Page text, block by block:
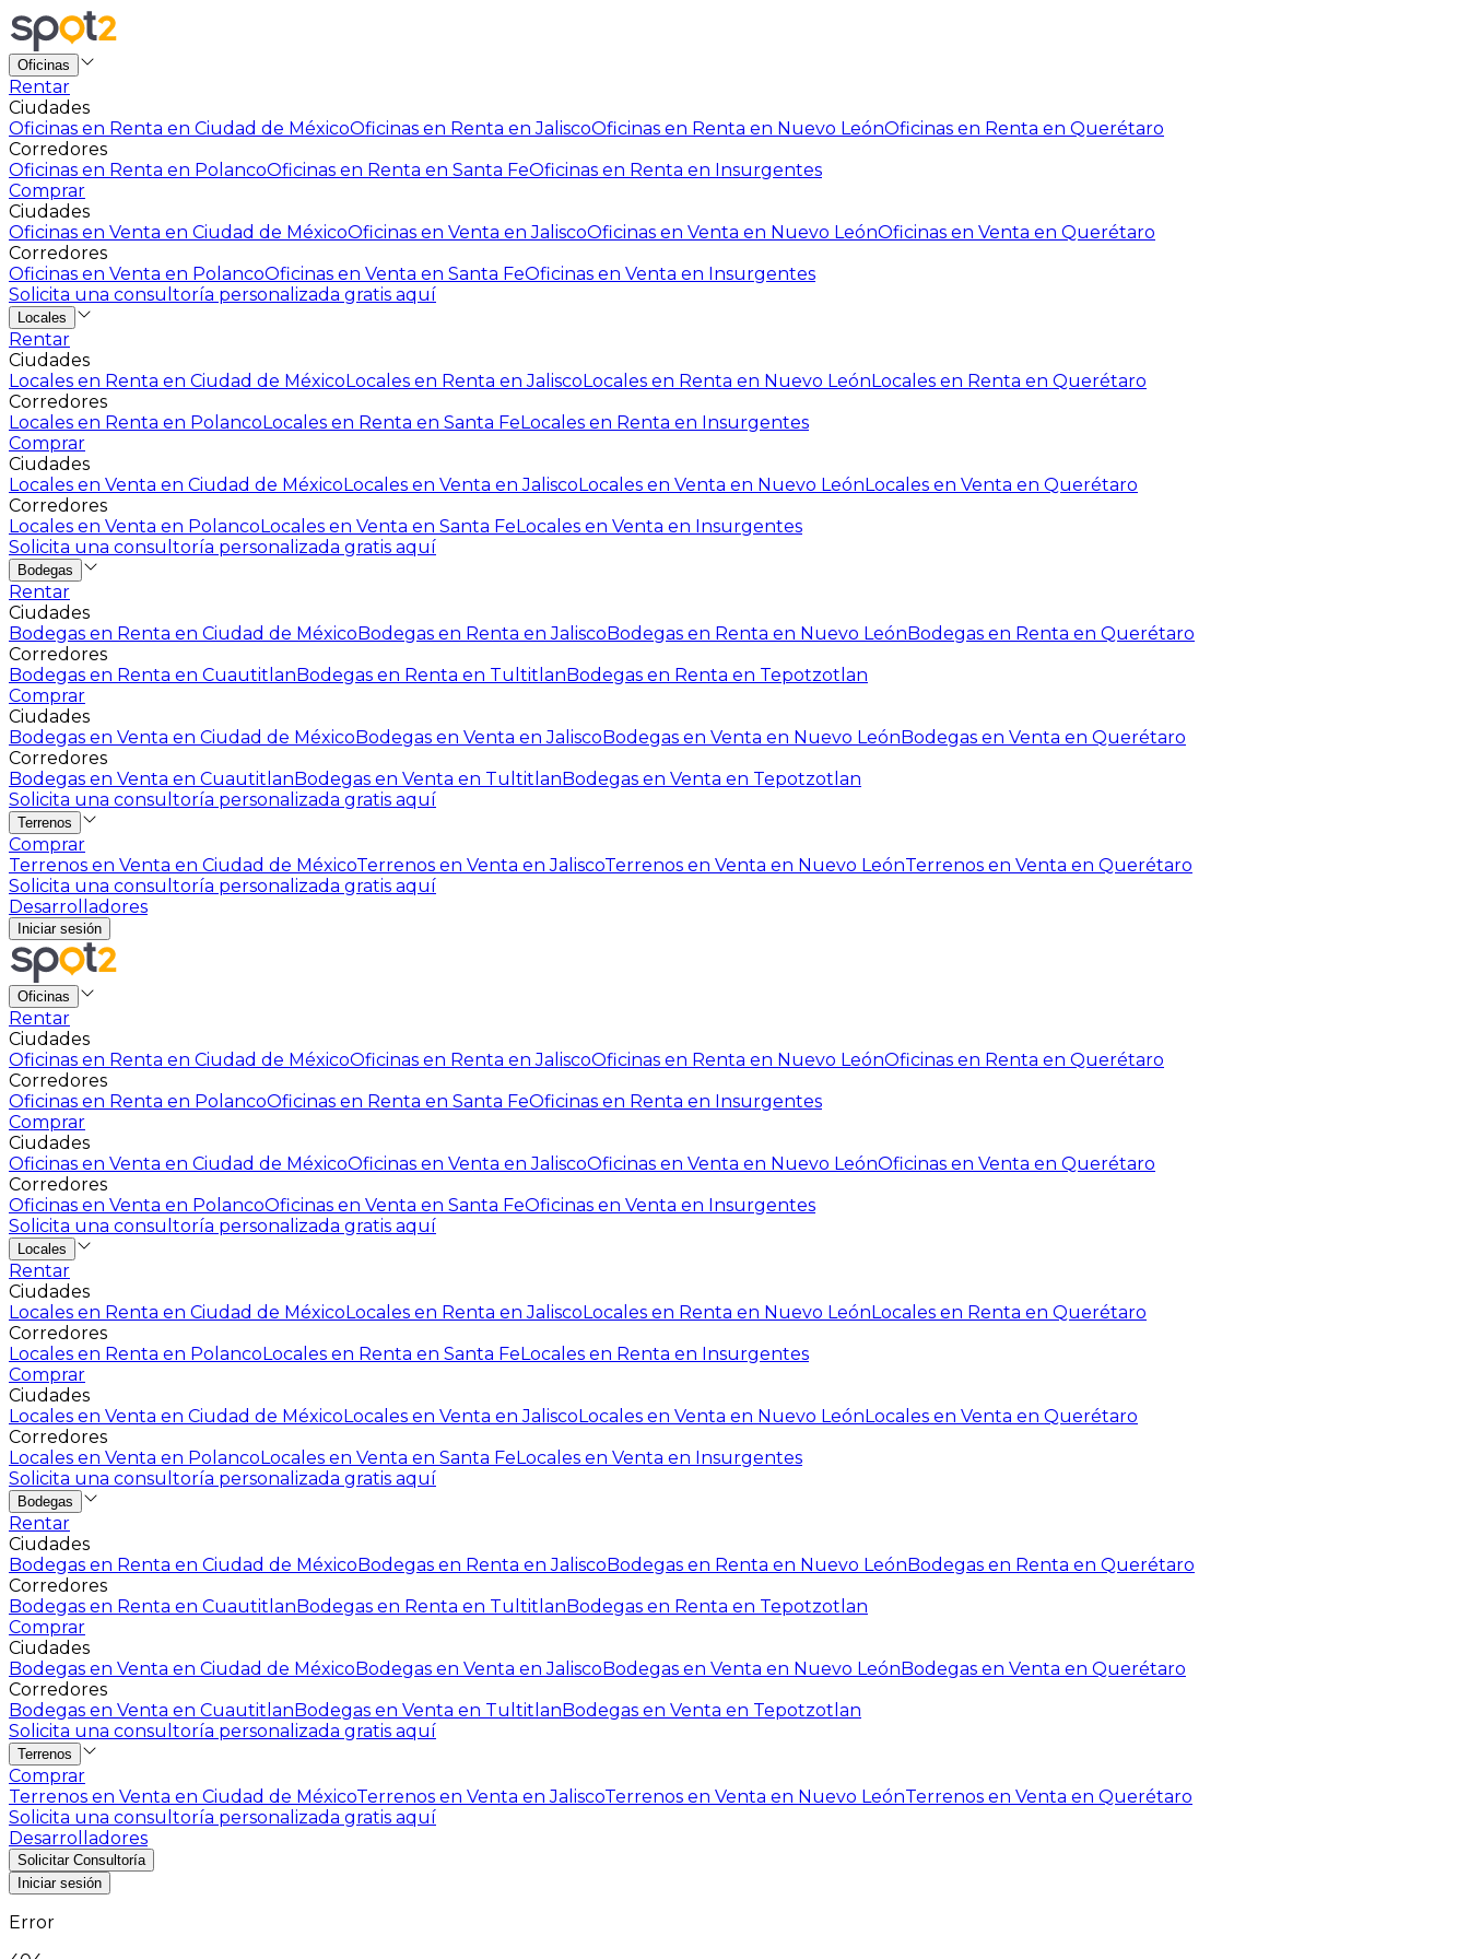
Oficinas
Rentar
Ciudades
Oficinas en Renta en Ciudad de MéxicoOficinas en Renta en JaliscoOficinas en Renta en Nuevo LeónOficinas en Renta en Querétaro
Corredores
Oficinas en Renta en PolancoOficinas en Renta en Santa FeOficinas en Renta en Insurgentes
Comprar
Ciudades
Oficinas en Venta en Ciudad de MéxicoOficinas en Venta en JaliscoOficinas en Venta en Nuevo LeónOficinas en Venta en Querétaro
Corredores
Oficinas en Venta en PolancoOficinas en Venta en Santa FeOficinas en Venta en Insurgentes
Solicita una consultoría personalizada gratis aquí
Locales
Rentar
Ciudades
Locales en Renta en Ciudad de MéxicoLocales en Renta en JaliscoLocales en Renta en Nuevo LeónLocales en Renta en Querétaro
Corredores
Locales en Renta en PolancoLocales en Renta en Santa FeLocales en Renta en Insurgentes
Comprar
Ciudades
Locales en Venta en Ciudad de MéxicoLocales en Venta en JaliscoLocales en Venta en Nuevo LeónLocales en Venta en Querétaro
Corredores
Locales en Venta en PolancoLocales en Venta en Santa FeLocales en Venta en Insurgentes
Solicita una consultoría personalizada gratis aquí
Bodegas
Rentar
Ciudades
Bodegas en Renta en Ciudad de MéxicoBodegas en Renta en JaliscoBodegas en Renta en Nuevo LeónBodegas en Renta en Querétaro
Corredores
Bodegas en Renta en CuautitlanBodegas en Renta en TultitlanBodegas en Renta en Tepotzotlan
Comprar
Ciudades
Bodegas en Venta en Ciudad de MéxicoBodegas en Venta en JaliscoBodegas en Venta en Nuevo LeónBodegas en Venta en Querétaro
Corredores
Bodegas en Venta en CuautitlanBodegas en Venta en TultitlanBodegas en Venta en Tepotzotlan
Solicita una consultoría personalizada gratis aquí
Terrenos
Comprar
Terrenos en Venta en Ciudad de MéxicoTerrenos en Venta en JaliscoTerrenos en Venta en Nuevo LeónTerrenos en Venta en Querétaro
Solicita una consultoría personalizada gratis aquí
Desarrolladores
Iniciar sesión
Oficinas
Rentar
Ciudades
Oficinas en Renta en Ciudad de MéxicoOficinas en Renta en JaliscoOficinas en Renta en Nuevo LeónOficinas en Renta en Querétaro
Corredores
Oficinas en Renta en PolancoOficinas en Renta en Santa FeOficinas en Renta en Insurgentes
Comprar
Ciudades
Oficinas en Venta en Ciudad de MéxicoOficinas en Venta en JaliscoOficinas en Venta en Nuevo LeónOficinas en Venta en Querétaro
Corredores
Oficinas en Venta en PolancoOficinas en Venta en Santa FeOficinas en Venta en Insurgentes
Solicita una consultoría personalizada gratis aquí
Locales
Rentar
Ciudades
Locales en Renta en Ciudad de MéxicoLocales en Renta en JaliscoLocales en Renta en Nuevo LeónLocales en Renta en Querétaro
Corredores
Locales en Renta en PolancoLocales en Renta en Santa FeLocales en Renta en Insurgentes
Comprar
Ciudades
Locales en Venta en Ciudad de MéxicoLocales en Venta en JaliscoLocales en Venta en Nuevo LeónLocales en Venta en Querétaro
Corredores
Locales en Venta en PolancoLocales en Venta en Santa FeLocales en Venta en Insurgentes
Solicita una consultoría personalizada gratis aquí
Bodegas
Rentar
Ciudades
Bodegas en Renta en Ciudad de MéxicoBodegas en Renta en JaliscoBodegas en Renta en Nuevo LeónBodegas en Renta en Querétaro
Corredores
Bodegas en Renta en CuautitlanBodegas en Renta en TultitlanBodegas en Renta en Tepotzotlan
Comprar
Ciudades
Bodegas en Venta en Ciudad de MéxicoBodegas en Venta en JaliscoBodegas en Venta en Nuevo LeónBodegas en Venta en Querétaro
Corredores
Bodegas en Venta en CuautitlanBodegas en Venta en TultitlanBodegas en Venta en Tepotzotlan
Solicita una consultoría personalizada gratis aquí
Terrenos
Comprar
Terrenos en Venta en Ciudad de MéxicoTerrenos en Venta en JaliscoTerrenos en Venta en Nuevo LeónTerrenos en Venta en Querétaro
Solicita una consultoría personalizada gratis aquí
Desarrolladores
Solicitar Consultoría
Iniciar sesión
Error